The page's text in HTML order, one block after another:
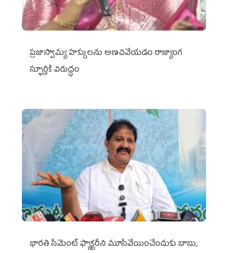
ప్రజాస్వామ్య హక్కులను అణచివేయడం రాజ్యాంగ
స్ఫూర్తికి విరుద్ధం
భారతి సిమెంట్ ఫ్యాక్టరీని మూసివేయించేందుకు బాబు,